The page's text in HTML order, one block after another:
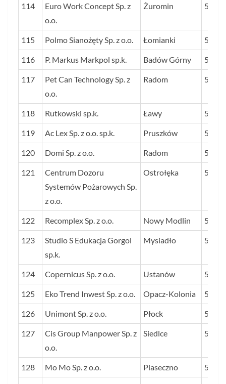
114
Euro Work Concept Sp. z
o.o.
Żuromin 55
115 Polmo Sianożęty Sp. z o.o. Łomianki 54
116 P. Markus Markpol sp.k. Badów Górny 54
117
Pet Can Technology Sp. z
o.o.
Radom 54
118 Rutkowski sp.k. Ławy 54
119 Ac Lex Sp. z o.o. sp.k. Pruszków 54
120 Domi Sp. z o.o. Radom 53
121
Centrum Dozoru
Systemów Pożarowych Sp.
z o.o.
Ostrołęka 53
122 Recomplex Sp. z o.o. Nowy Modlin 53
123
Studio S Edukacja Gorgol
sp.k.
Mysiadło 53
124 Copernicus Sp. z o.o. Ustanów 53
125 Eko Trend Inwest Sp. z o.o. Opacz-Kolonia 53
126 Unimont Sp. z o.o. Płock 53
127
Cis Group Manpower Sp. z
o.o.
Siedlce 52
128 Mo Mo Sp. z o.o. Piaseczno 52